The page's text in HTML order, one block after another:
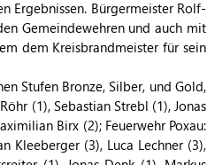
Ergebnissen. Bürgermeister Rolf-
Gemeindewehren und auch mit
dem Kreisbrandmeister für sein
Stufen Bronze, Silber, und Gold,
(1), Sebastian Strebl (1), Jonas
Birx (2); Feuerwehr Poxau:
Kleeberger (3), Luca Lechner (3),